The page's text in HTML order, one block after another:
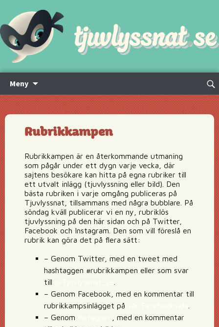
Meny
innehåll
Sök
Rubrikkampen
Rubrikkampen är en återkommande utmaning
som pågår under ett dygn varje vecka, där
sajtens besökare kan hitta på egna rubriker till
ett utvalt inlägg (tjuvlyssning eller bild). Den
bästa rubriken i varje omgång publiceras på
Tjuvlyssnat, tillsammans med några bubblare. På
söndag kväll publicerar vi en ny, rubriklös
tjuvlyssning på den här sidan och på Twitter,
Facebook och Instagram. Den som vill föreslå en
rubrik kan göra det på flera sätt:
– Genom Twitter, med en tweet med
hashtaggen #rubrikkampen eller som svar
till
– Genom Facebook, med en kommentar till
rubrikkampsinlägget på
– Genom
, med en kommentar